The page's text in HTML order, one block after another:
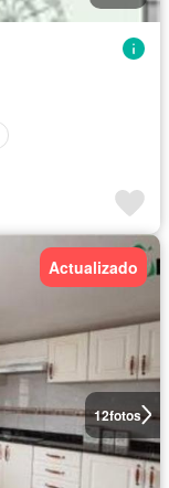
12fotos
Actualizado